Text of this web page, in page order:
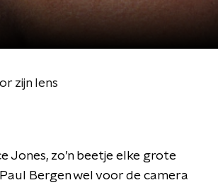
zijn lens
Jones, zo’n beetje elke grote
Bergen wel voor de camera